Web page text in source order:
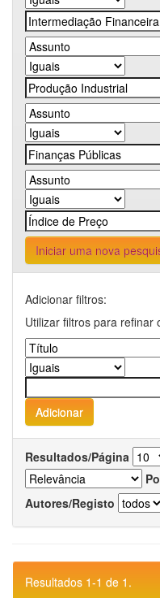
Iniciar uma nova
Adicionar filtros:
Utilizar filtros para refinar
Resultados/Página
Autores/Registo
Resultados 1-1 de 1.